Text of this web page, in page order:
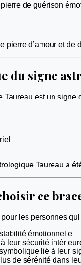
de guérison
pierre d’amour et
du signe
Taureau est un signe
Taureau a
ce
les personnes qui
émotionnelle
leur sécurité
lié à leur
de sérénité dans